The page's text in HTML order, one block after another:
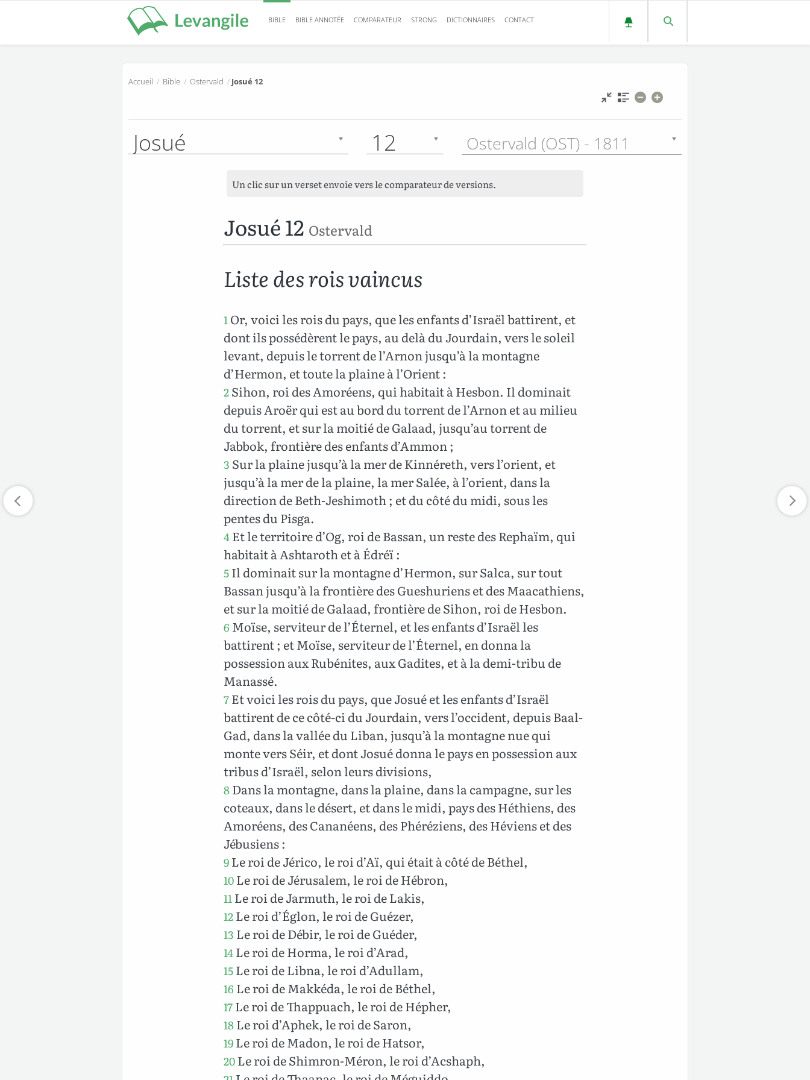
BIBLE BIBLE ANNOTÉE COMPARATEUR STRONG DICTIONNAIRES CONTACT
Accueil / Bible / Ostervald / Josué 12
Josué 12 Ostervald (OST) - 1811
Un clic sur un verset envoie vers le comparateur de versions.
Josué 12 Ostervald
Liste des rois vaincus
1Or, voici les rois du pays, que les enfants d’Israël battirent, et
dont ils possédèrent le pays, au delà du Jourdain, vers le soleil
levant, depuis le torrent de l’Arnon jusqu’à la montagne
d’Hermon, et toute la plaine à l’Orient :
2Sihon, roi des Amoréens, qui habitait à Hesbon. Il dominait
depuis Aroër qui est au bord du torrent de l’Arnon et au milieu
du torrent, et sur la moitié de Galaad, jusqu’au torrent de
Jabbok, frontière des enfants d’Ammon ;
3 Sur la plaine jusqu’à la mer de Kinnéreth, vers l’orient, et
jusqu’à la mer de la plaine, la mer Salée, à l’orient, dans la
direction de Beth-Jeshimoth ; et du côté du midi, sous les
pentes du Pisga.
4Et le territoire d’Og, roi de Bassan, un reste des Rephaïm, qui
habitait à Ashtaroth et à Édréï :
5Il dominait sur la montagne d’Hermon, sur Salca, sur tout
Bassan jusqu’à la frontière des Gueshuriens et des Maacathiens,
et sur la moitié de Galaad, frontière de Sihon, roi de Hesbon.
6 Moïse, serviteur de l’Éternel, et les enfants d’Israël les
battirent ; et Moïse, serviteur de l’Éternel, en donna la
possession aux Rubénites, aux Gadites, et à la demi-tribu de
Manassé.
7Et voici les rois du pays, que Josué et les enfants d’Israël
battirent de ce côté-ci du Jourdain, vers l’occident, depuis Baal-
Gad, dans la vallée du Liban, jusqu’à la montagne nue qui
monte vers Séir, et dont Josué donna le pays en possession aux
tribus d’Israël, selon leurs divisions,
8Dans la montagne, dans la plaine, dans la campagne, sur les
coteaux, dans le désert, et dans le midi, pays des Héthiens, des
Amoréens, des Cananéens, des Phéréziens, des Héviens et des
Jébusiens :
9Le roi de Jérico, le roi d’Aï, qui était à côté de Béthel,
10Le roi de Jérusalem, le roi de Hébron,
11Le roi de Jarmuth, le roi de Lakis,
12Le roi d’Églon, le roi de Guézer,
13 Le roi de Débir, le roi de Guéder,
14Le roi de Horma, le roi d’Arad,
15Le roi de Libna, le roi d’Adullam,
16 Le roi de Makkéda, le roi de Béthel,
17Le roi de Thappuach, le roi de Hépher,
18Le roi d’Aphek, le roi de Saron,
19Le roi de Madon, le roi de Hatsor,
20Le roi de Shimron-Méron, le roi d’Acshaph,